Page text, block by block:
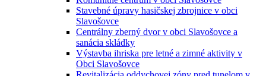
Stavebné úpravy hasičskej zbrojnice v obci
Slavošovce
Centrálny zberný dvor v obci Slavošovce a
sanácia skládky
Výstavba ihriska pre letné a zimné aktivity v
Obci Slavošovce